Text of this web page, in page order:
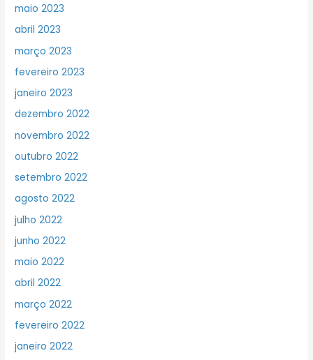
maio 2023
abril 2023
março 2023
fevereiro 2023
janeiro 2023
dezembro 2022
novembro 2022
outubro 2022
setembro 2022
agosto 2022
julho 2022
junho 2022
maio 2022
abril 2022
março 2022
fevereiro 2022
janeiro 2022